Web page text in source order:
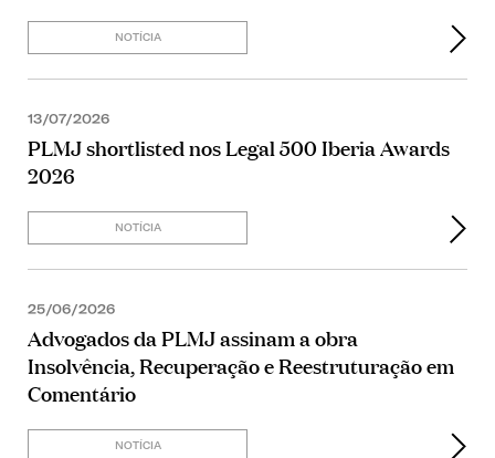
NOTÍCIA
13/07/2026
PLMJ shortlisted nos Legal 500 Iberia Awards
2026
NOTÍCIA
25/06/2026
Advogados da PLMJ assinam a obra
Insolvência, Recuperação e Reestruturação em
Comentário
NOTÍCIA